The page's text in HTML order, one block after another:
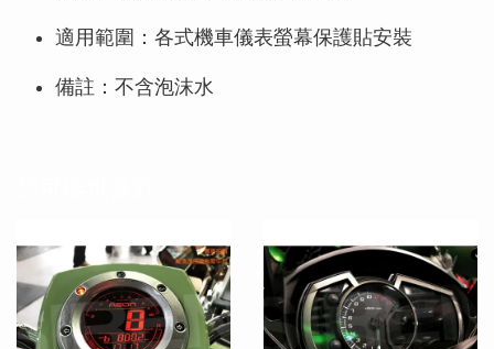
適用範圍：各式機車儀表螢幕保護貼安裝
備註：不含泡沫水